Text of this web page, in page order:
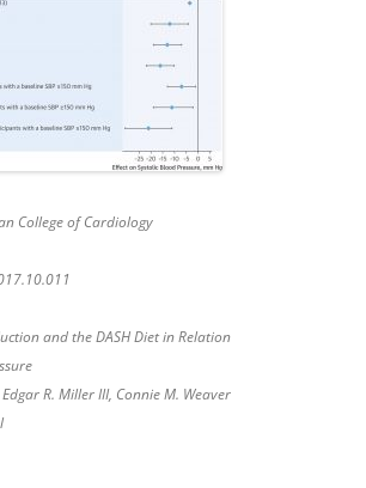
College of Cardiology
and the DASH Diet in Relation
R. Miller III, Connie M. Weaver